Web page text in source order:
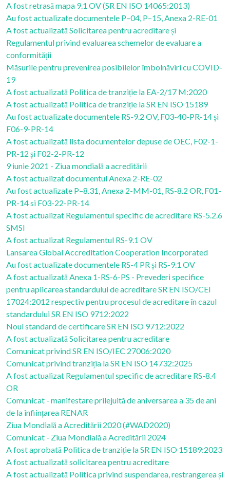
A fost retrasă mapa 9.1 OV (SR EN ISO 14065:2013)
Au fost actualizate documentele P–04, P–15, Anexa 2-RE-01
A fost actualizată Solicitarea pentru acreditare și
Regulamentul privind evaluarea schemelor de evaluare a
conformității
Măsurile pentru prevenirea posibilelor îmbolnăviri cu COVID-
19
A fost actualizată Politica de tranziție la EA-2/17 M:2020
A fost actualizată Politica de tranziție la SR EN ISO 15189
Au fost actualizate documentele RS-9.2 OV, F03-40-PR-14 și
F06-9-PR-14
A fost actualizată lista documentelor depuse de OEC, F02-1-
PR-12 și F02-2-PR-12
9 iunie 2021 - Ziua mondială a acreditării
A fost actualizat documentul Anexa 2-RE-02
Au fost actualizate P–8.31, Anexa 2-MM-01, RS-8.2 OR, F01-
PR-14 si F03-22-PR-14
A fost actualizat Regulamentul specific de acreditare RS-5.2.6
SMSI
A fost actualizat Regulamentul RS-9.1 OV
Lansarea Global Accreditation Cooperation Incorporated
Au fost actualizate documentele RS-4 PR și RS-9.1 OV
A fost actualizată Anexa 1-RS-6-PS - Prevederi specifice
pentru aplicarea standardului de acreditare SR EN ISO/CEI
17024:2012 respectiv pentru procesul de acreditare în cazul
standardului SR EN ISO 9712:2022
Noul standard de certificare SR EN ISO 9712:2022
A fost actualizată Solicitarea pentru acreditare
Comunicat privind SR EN ISO/IEC 27006:2020
Comunicat privind tranziția la SR EN ISO 14732:2025
A fost actualizat Regulamentul specific de acreditare RS-8.4
OR
Comunicat - manifestare prilejuită de aniversarea a 35 de ani
de la înființarea RENAR
Ziua Mondială a Acreditării 2020 (#WAD2020)
Comunicat - Ziua Mondială a Acreditării 2024
A fost aprobată Politica de tranziție la SR EN ISO 15189:2023
A fost actualizată solicitarea pentru acreditare
A fost actualizată Politica privind suspendarea, restrangerea și